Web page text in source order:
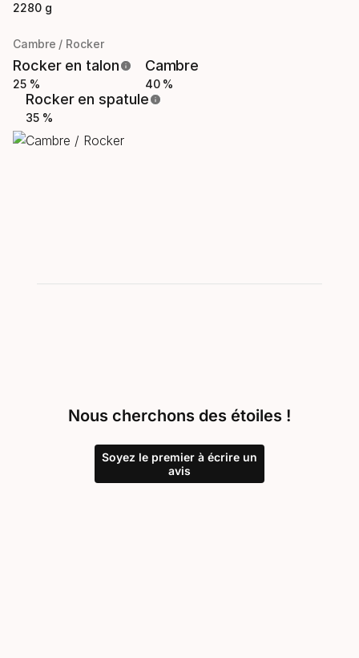
2280 g
Cambre / Rocker
Rocker en talon
25 %
Cambre
40 %
Rocker en spatule
35 %
Nous cherchons des étoiles !
Soyez le premier à écrire un
avis